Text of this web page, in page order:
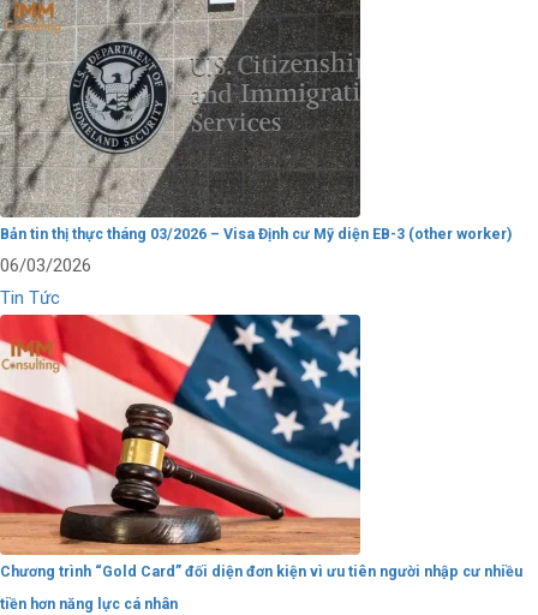
Bản tin thị thực tháng 03/2026 – Visa Định cư Mỹ diện EB-3 (other worker)
06/03/2026
Tin Tức
Chương trình “Gold Card” đối diện đơn kiện vì ưu tiên người nhập cư nhiều
tiền hơn năng lực cá nhân